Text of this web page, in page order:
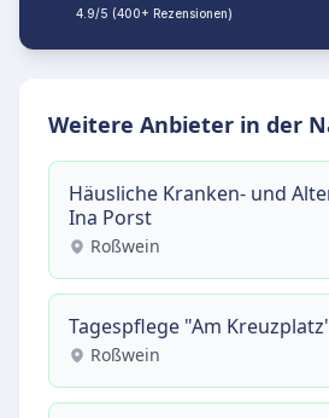
4.9/5 (400+ Rezensionen)
Weitere Anbieter in der
Häusliche Kranken- und
Ina Porst
Roßwein
Tagespflege "Am
Roßwein